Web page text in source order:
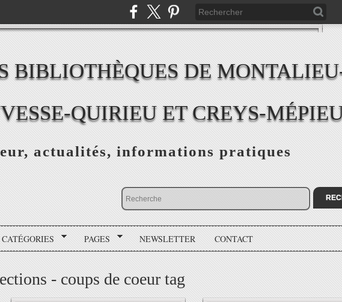
BIBLIOTHÈQUES DE
QUIRIEU ET CREYS-
actualités, informations pratiques
CATÉGORIES PAGES NEWSLETTER CONTACT
- coups de coeur tag